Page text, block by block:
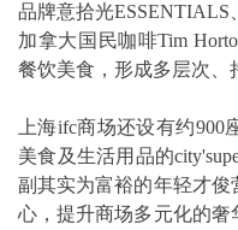
品牌意拾光ESSENTIALS
加拿大国民咖啡Tim
餐饮美食，形成多层次、
上海ifc商场还设有约
美食及生活用品的
副其实为富裕的年轻才俊
心，提升商场多元化的